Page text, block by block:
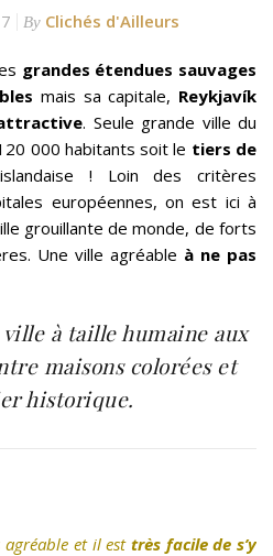
By Clichés d'Ailleurs
grandes étendues sauvages
mais sa capitale, Reykjavík
. Seule grande ville du
000 habitants soit le tiers de
! Loin des critères
européennes, on est ici à
grouillante de monde, de forts
Une ville agréable à ne pas
à taille humaine aux
maisons colorées et
historique.
et il est très facile de s’y